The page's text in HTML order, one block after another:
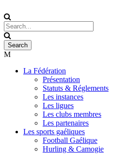
La Fédération
Présentation
Statuts & Réglements
Les instances
Les ligues
Les clubs membres
Les partenaires
Les sports gaéliques
Football Gaélique
Hurling & Camogie